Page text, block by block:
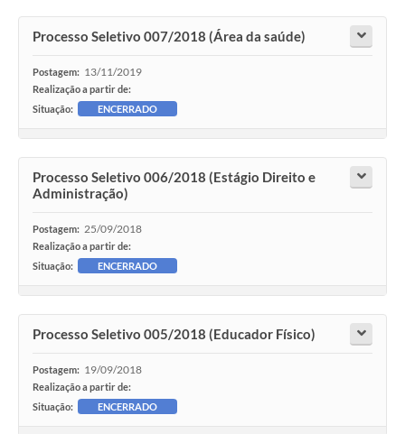
Processo Seletivo 007/2018 (Área da saúde)
Postagem: 13/11/2019
Realização a partir de:
Situação:
ENCERRADO
Processo Seletivo 006/2018 (Estágio Direito e
Administração)
Postagem: 25/09/2018
Realização a partir de:
Situação:
ENCERRADO
Processo Seletivo 005/2018 (Educador Físico)
Postagem: 19/09/2018
Realização a partir de:
Situação:
ENCERRADO